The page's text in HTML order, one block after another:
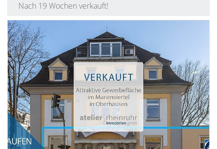
Nach 19 Wochen verkauft!